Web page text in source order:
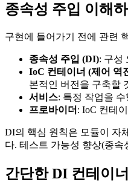
종속성 주입 이해하
구현에 들어가기 전에 관련
종속성 주입 (DI): 구성
IoC 컨테이너 (제어 역
본적인 버전을 구축할
서비스: 특정 작업을
프로바이더 : IoC 컨테
DI의 핵심 원칙은 모듈이 자
다. 테스트 가능성 향상(종
간단한 DI 컨테이